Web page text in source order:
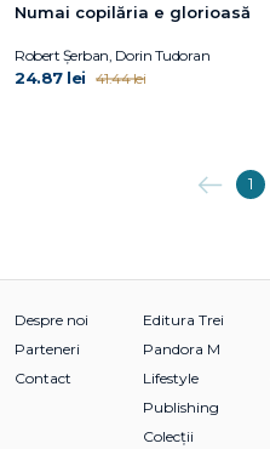
Numai copilăria e glorioasă
Robert Șerban, Dorin Tudoran
24.87 lei 41.44 lei
Anterioara
1
Despre noi
Parteneri
Contact
Editura Trei
Pandora M
Lifestyle
Publishing
Colecții